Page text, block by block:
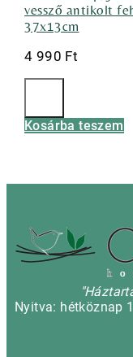
vessző antikolt
37x13cm
4 990 Ft
Kosárba teszem
h
Nyitva: hétköznap